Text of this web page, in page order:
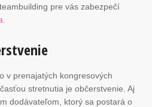
pre vás zabezpečí
v prenajatých kongresových
stretnutia je občerstvenie. Aj
dodávateľom, ktorý sa postará o